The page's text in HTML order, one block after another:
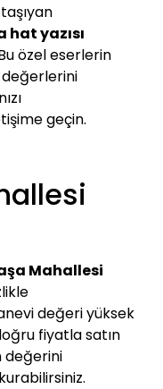
yazısı
özel eserlerin
değerlerini
geçin.
Mahallesi
değeri yüksek
fiyatla satın
değerini